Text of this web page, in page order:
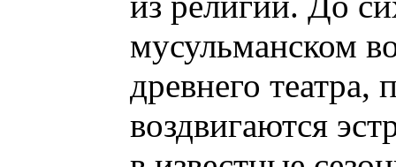
мусульманском
древнего
воздвигаются